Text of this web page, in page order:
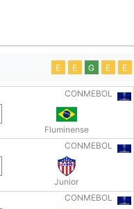
E E G E E
CONMEBOL
Fluminense
CONMEBOL
Junior
CONMEBOL